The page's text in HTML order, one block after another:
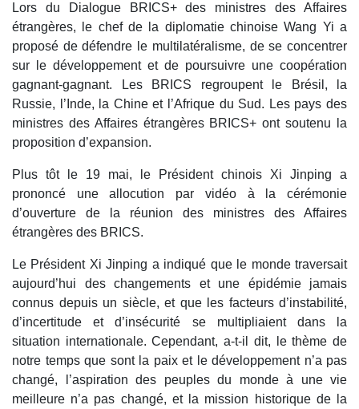
Lors du Dialogue BRICS+ des ministres des Affaires
étrangères, le chef de la diplomatie chinoise Wang Yi a
proposé de défendre le multilatéralisme, de se concentrer
sur le développement et de poursuivre une coopération
gagnant-gagnant. Les BRICS regroupent le Brésil, la
Russie, l’Inde, la Chine et l’Afrique du Sud. Les pays des
ministres des Affaires étrangères BRICS+ ont soutenu la
proposition d’expansion.
Plus tôt le 19 mai, le Président chinois Xi Jinping a
prononcé une allocution par vidéo à la cérémonie
d’ouverture de la réunion des ministres des Affaires
étrangères des BRICS.
Le Président Xi Jinping a indiqué que le monde traversait
aujourd’hui des changements et une épidémie jamais
connus depuis un siècle, et que les facteurs d’instabilité,
d’incertitude et d’insécurité se multipliaient dans la
situation internationale. Cependant, a-t-il dit, le thème de
notre temps que sont la paix et le développement n’a pas
changé, l’aspiration des peuples du monde à une vie
meilleure n’a pas changé, et la mission historique de la